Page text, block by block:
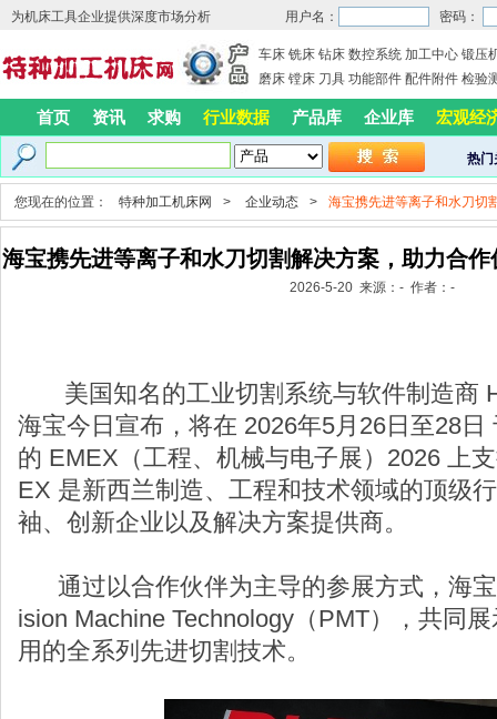
为机床工具企业提供深度市场分析 用户名： 密码：
车床 铣床 钻床 数控系统 加工中心 锻压
磨床 镗床 刀具 功能部件 配件附件 检验
首页 资讯 求购 行业数据 产品库 企业库 宏观经
热门
您现在的位置： 特种加工机床网 > 企业动态 > 海宝携先进等离子和水刀切
海宝携先进等离子和水刀切割解决方案，助力合
2026-5-20 来源：- 作者：-
美国知名的工业切割系统与软件制造商
海宝今日宣布，将在 2026年5月26日至28
的 EMEX（工程、机械与电子展）2026 上
EX 是新西兰制造、工程和技术领域的顶级
袖、创新企业以及解决方案提供商。
通过以合作伙伴为主导的参展方式，海
ision Machine Technology（PMT），共同
用的全系列先进切割技术。